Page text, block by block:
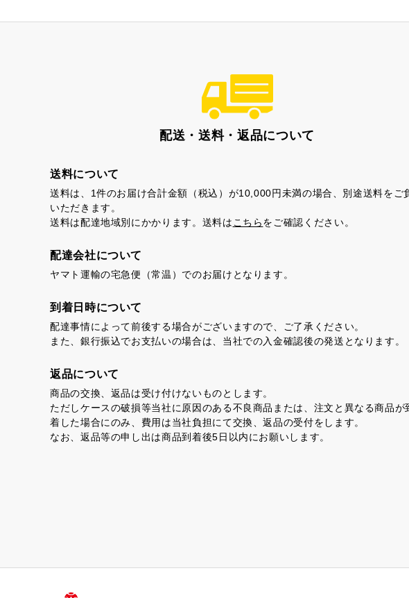
茶ってら お茶みかん
虎とら 茶どころ
プライバシーポリシー
特定商取引法に基づく表記
配送・送料・返品について
送料について
送料は、1件のお届け合計金額（税込）が10,000円未満の場合、別途送料をご
いただきます。
送料は配達地域別にかかります。送料は こちらをご確認ください。
配達会社について
ヤマト運輸の宅急便（常温）でのお届けとなります。
到着日時について
配達事情によって前後する場合がございますので、ご了承ください。
また、銀行振込でお支払いの場合は、当社での入金確認後の発送となります。
返品について
商品の交換、返品は受け付けないものとします。
ただしケースの破損等当社に原因のある不良商品または、注文と異なる商品が
着した場合にのみ、費用は当社負担にて交換、返品の受付をします。
なお、返品等の申し出は商品到着後5日以内にお願いします。